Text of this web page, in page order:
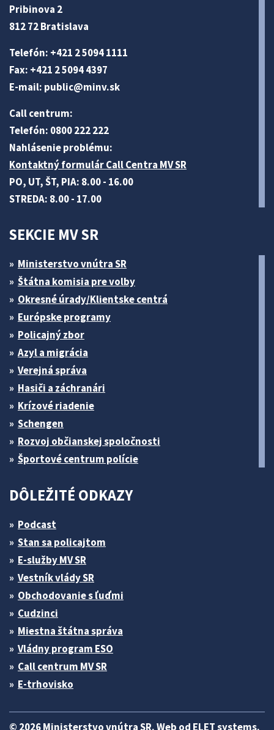
Pribinova 2
812 72 Bratislava
Telefón: +421 2 5094 1111
Fax: +421 2 5094 4397
E-mail: public@minv.sk
Call centrum:
Telefón: 0800 222 222
Nahlásenie problému:
Kontaktný formulár Call Centra MV SR
PO, UT, ŠT, PIA: 8.00 - 16.00
STREDA: 8.00 - 17.00
SEKCIE MV SR
Ministerstvo vnútra SR
Štátna komisia pre volby
Okresné úrady/Klientske centrá
Európske programy
Policajný zbor
Azyl a migrácia
Verejná správa
Hasiči a záchranári
Krízové riadenie
Schengen
Rozvoj občianskej spoločnosti
Športové centrum polície
DÔLEŽITÉ ODKAZY
Podcast
Stan sa policajtom
E-služby MV SR
Vestník vlády SR
Obchodovanie s ľuďmi
Cudzinci
Miestna štátna správa
Vládny program ESO
Call centrum MV SR
E-trhovisko
© 2026 Ministerstvo vnútra SR. Web od ELET systems.